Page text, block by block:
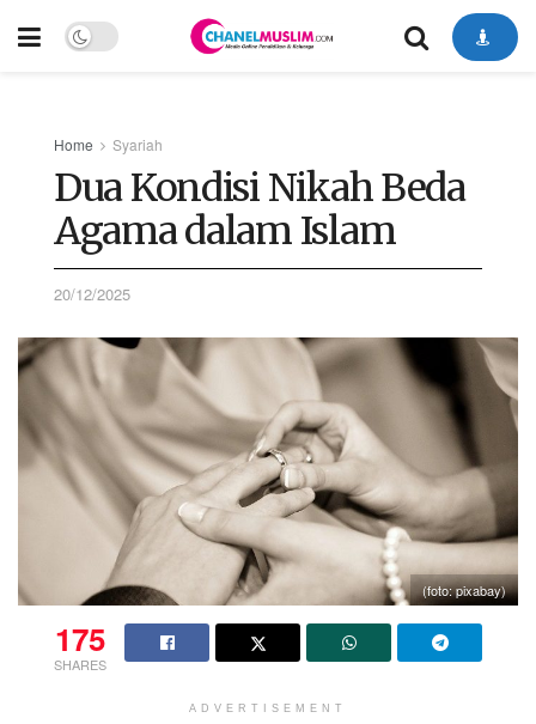
Home Syariah
Dua Kondisi Nikah Beda
Agama dalam Islam
20/12/2025
(foto: pixabay)
175
SHARES
ADVERTISEMENT